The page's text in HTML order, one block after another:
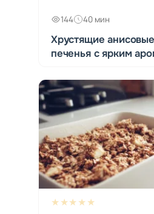
144 40 мин
Хрустящие
печенья с ярким
★★★★★